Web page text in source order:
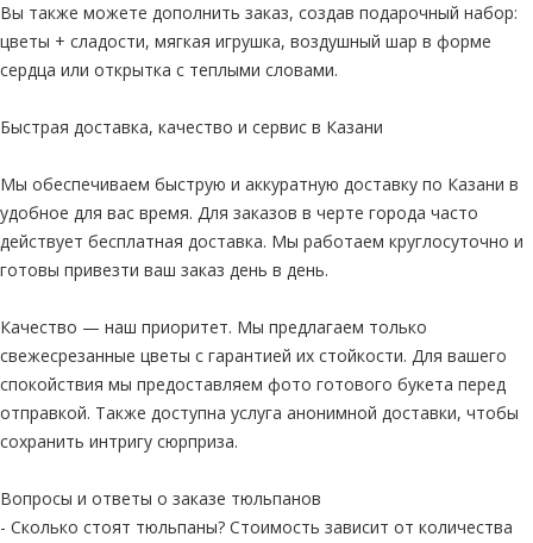
Вы также можете дополнить заказ, создав подарочный набор:
цветы + сладости, мягкая игрушка, воздушный шар в форме
сердца или открытка с теплыми словами.
Быстрая доставка, качество и сервис в Казани
Мы обеспечиваем быструю и аккуратную доставку по Казани в
удобное для вас время. Для заказов в черте города часто
действует бесплатная доставка. Мы работаем круглосуточно и
готовы привезти ваш заказ день в день.
Качество — наш приоритет. Мы предлагаем только
свежесрезанные цветы с гарантией их стойкости. Для вашего
спокойствия мы предоставляем фото готового букета перед
отправкой. Также доступна услуга анонимной доставки, чтобы
сохранить интригу сюрприза.
Вопросы и ответы о заказе тюльпанов
- Сколько стоят тюльпаны? Стоимость зависит от количества